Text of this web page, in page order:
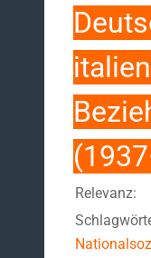
Relevanz: